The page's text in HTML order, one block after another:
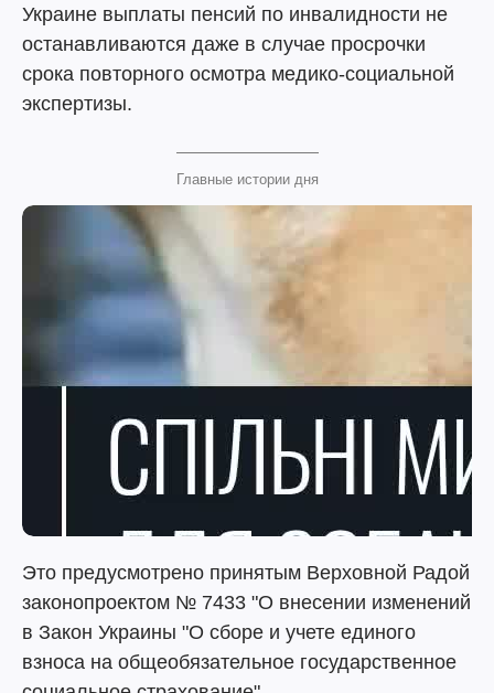
Украине выплаты пенсий по инвалидности не
останавливаются даже в случае просрочки
срока повторного осмотра медико-социальной
экспертизы.
Главные истории дня
Это предусмотрено принятым Верховной Радой
законопроектом № 7433 "О внесении изменений
в Закон Украины "О сборе и учете единого
взноса на общеобязательное государственное